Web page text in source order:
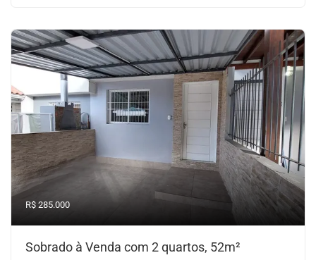
R$ 285.000
Sobrado à Venda com 2 quartos, 52m²